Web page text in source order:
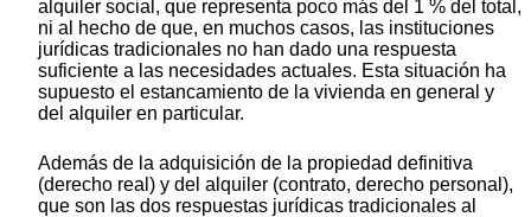
alquiler social, que representa poco más del 1 % del total,
ni al hecho de que, en muchos casos, las instituciones
jurídicas tradicionales no han dado una respuesta
suficiente a las necesidades actuales. Esta situación ha
supuesto el estancamiento de la vivienda en general y
del alquiler en particular.
Además de la adquisición de la propiedad definitiva
(derecho real) y del alquiler (contrato, derecho personal),
que son las dos respuestas jurídicas tradicionales al